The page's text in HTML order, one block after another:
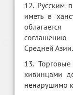
12. Русским
иметь в
Средней Азии.
13.
хивинцами
ненарушимо